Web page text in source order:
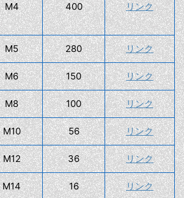
M4 400 リンク
M5 280 リンク
M6 150 リンク
M8 100 リンク
M10 56 リンク
M12 36 リンク
M14 16 リンク